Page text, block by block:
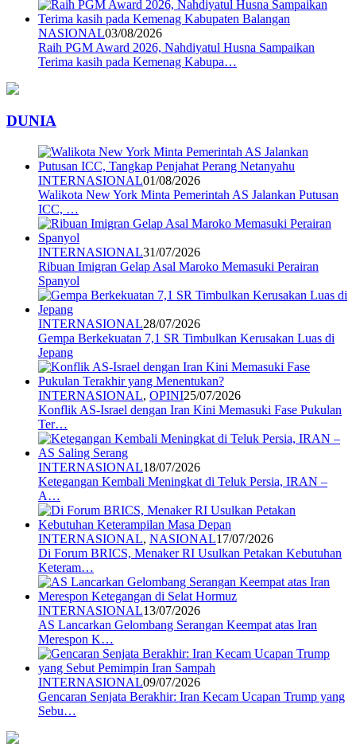
NASIONAL03/08/2026
Raih PGM Award 2026, Nahdiyatul Husna Sampaikan
Terima kasih pada Kemenag Kabupa…
DUNIA
INTERNASIONAL01/08/2026
Walikota New York Minta Pemerintah AS Jalankan Putusan
ICC, …
INTERNASIONAL31/07/2026
Ribuan Imigran Gelap Asal Maroko Memasuki Perairan
Spanyol
INTERNASIONAL28/07/2026
Gempa Berkekuatan 7,1 SR Timbulkan Kerusakan Luas di
Jepang
INTERNASIONAL, OPINI25/07/2026
Konflik AS-Israel dengan Iran Kini Memasuki Fase Pukulan
Ter…
INTERNASIONAL18/07/2026
Ketegangan Kembali Meningkat di Teluk Persia, IRAN –
A…
INTERNASIONAL, NASIONAL17/07/2026
Di Forum BRICS, Menaker RI Usulkan Petakan Kebutuhan
Keteram…
INTERNASIONAL13/07/2026
AS Lancarkan Gelombang Serangan Keempat atas Iran
Merespon K…
INTERNASIONAL09/07/2026
Gencaran Senjata Berakhir: Iran Kecam Ucapan Trump yang
Sebu…